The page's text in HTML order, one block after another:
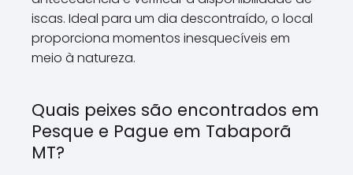
iscas. Ideal para um dia descontraído, o local
proporciona momentos inesquecíveis em
meio à natureza.
Quais peixes são encontrados em
Pesque e Pague em Tabaporã
MT?